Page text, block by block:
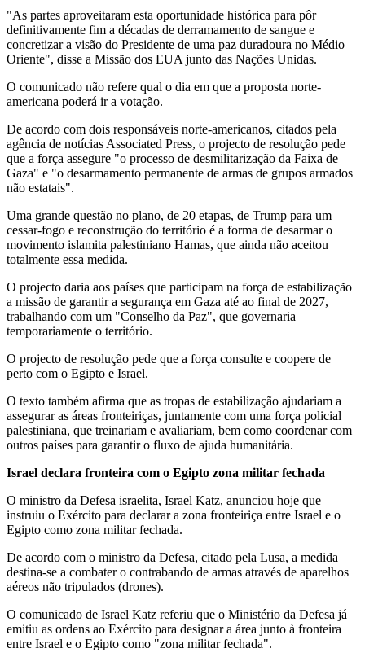
"As partes aproveitaram esta oportunidade histórica para pôr
definitivamente fim a décadas de derramamento de sangue e
concretizar a visão do Presidente de uma paz duradoura no Médio
Oriente", disse a Missão dos EUA junto das Nações Unidas.
O comunicado não refere qual o dia em que a proposta norte-
americana poderá ir a votação.
De acordo com dois responsáveis norte-americanos, citados pela
agência de notícias Associated Press, o projecto de resolução pede
que a força assegure "o processo de desmilitarização da Faixa de
Gaza" e "o desarmamento permanente de armas de grupos armados
não estatais".
Uma grande questão no plano, de 20 etapas, de Trump para um
cessar-fogo e reconstrução do território é a forma de desarmar o
movimento islamita palestiniano Hamas, que ainda não aceitou
totalmente essa medida.
O projecto daria aos países que participam na força de estabilização
a missão de garantir a segurança em Gaza até ao final de 2027,
trabalhando com um "Conselho da Paz", que governaria
temporariamente o território.
O projecto de resolução pede que a força consulte e coopere de
perto com o Egipto e Israel.
O texto também afirma que as tropas de estabilização ajudariam a
assegurar as áreas fronteiriças, juntamente com uma força policial
palestiniana, que treinariam e avaliariam, bem como coordenar com
outros países para garantir o fluxo de ajuda humanitária.
Israel declara fronteira com o Egipto zona militar fechada
O ministro da Defesa israelita, Israel Katz, anunciou hoje que
instruiu o Exército para declarar a zona fronteiriça entre Israel e o
Egipto como zona militar fechada.
De acordo com o ministro da Defesa, citado pela Lusa, a medida
destina-se a combater o contrabando de armas através de aparelhos
aéreos não tripulados (drones).
O comunicado de Israel Katz referiu que o Ministério da Defesa já
emitiu as ordens ao Exército para designar a área junto à fronteira
entre Israel e o Egipto como "zona militar fechada".